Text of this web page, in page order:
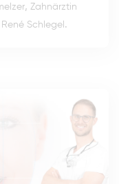
, Zahnärztin
Schlegel .